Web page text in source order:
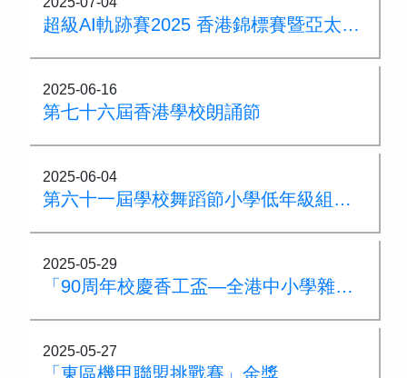
超級AI軌跡賽2025 香港錦標賽暨亞太邀請賽
2025-06-16
第七十六屆香港學校朗誦節
2025-06-04
第六十一屆學校舞蹈節小學低年級組兒童舞（群舞）優等獎
2025-05-29
「90周年校慶香工盃—全港中小學雜耍比賽」
2025-05-27
「東區機甲聯盟挑戰賽」金獎